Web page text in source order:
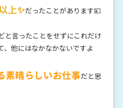
上✨だったことがあります💴
と言ったことをせずにこれだけ
、他にはなかなかないですよ
素晴らしいお仕事だと思